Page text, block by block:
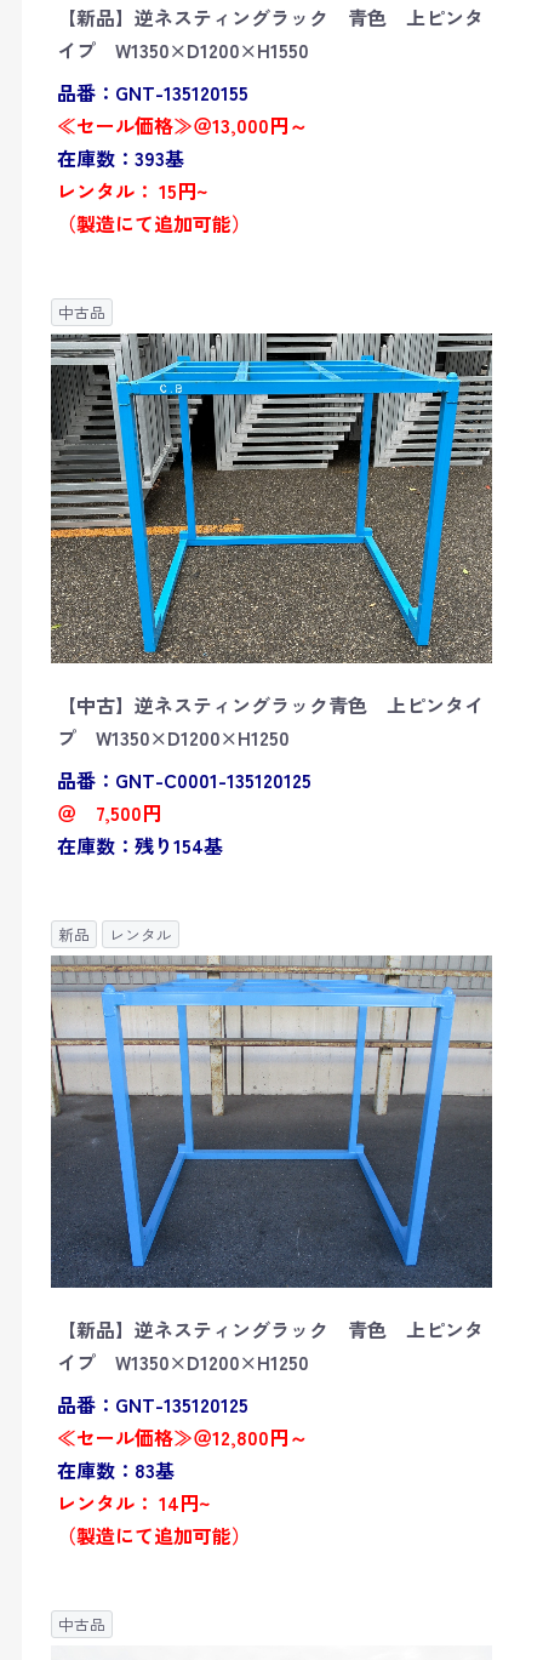
【新品】逆ネスティングラック 青色 上ピンタ
イプ W1350×D1200×H1550
品番：GNT-135120155
≪セール価格≫＠13,000円～
在庫数：393基
レンタル： 15円~
（製造にて追加可能）
中古品
【中古】逆ネスティングラック青色 上ピンタイ
プ W1350×D1200×H1250
品番：GNT-C0001-135120125
＠ 7,500円
在庫数：残り154基
新品 レンタル
【新品】逆ネスティングラック 青色 上ピンタ
イプ W1350×D1200×H1250
品番：GNT-135120125
≪セール価格≫＠12,800円～
在庫数：83基
レンタル： 14円~
（製造にて追加可能）
中古品